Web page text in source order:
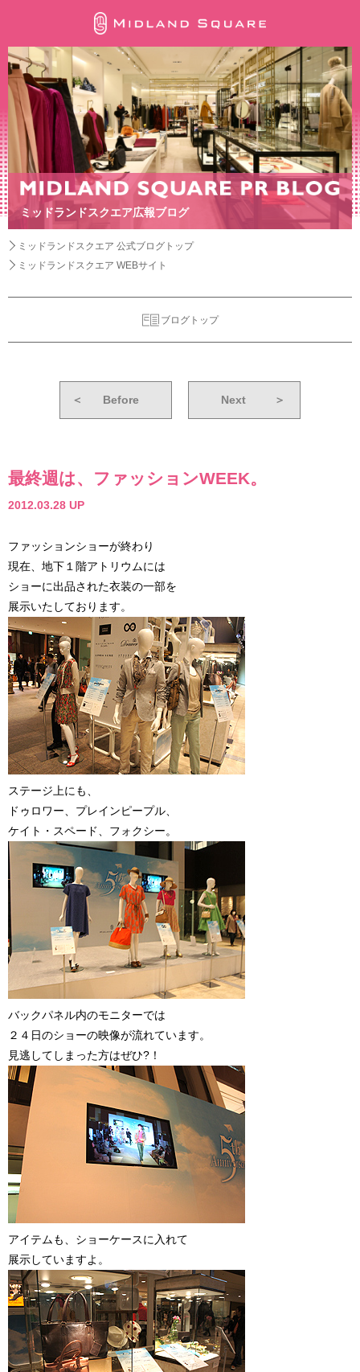
ミッドランドスクエア広報ブログ
ミッドランドスクエア 公式ブログトップ
ミッドランドスクエア WEBサイト
ブログトップ
＜ Before Next ＞
最終週は、ファッションWEEK。
2012.03.28 UP
ファッションショーが終わり
現在、地下１階アトリウムには
ショーに出品された衣装の一部を
展示いたしております。
ステージ上にも、
ドゥロワー、プレインピープル、
ケイト・スペード、フォクシー。
バックパネル内のモニターでは
２４日のショーの映像が流れています。
見逃してしまった方はぜひ?！
アイテムも、ショーケースに入れて
展示していますよ。